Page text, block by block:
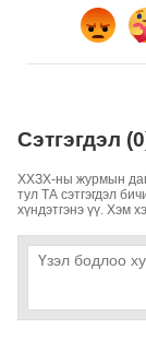
Сэтгэгдэл
ХХЗХ-ны журмын
тул ТА сэтгэгдэл
хүндэтгэнэ үү. Хэм